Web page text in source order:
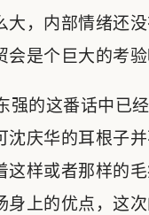
大，内部情绪还
会是个巨大的考验
的这番话中已
沈庆华的耳根子
这样或者那样的
身上的优点，这